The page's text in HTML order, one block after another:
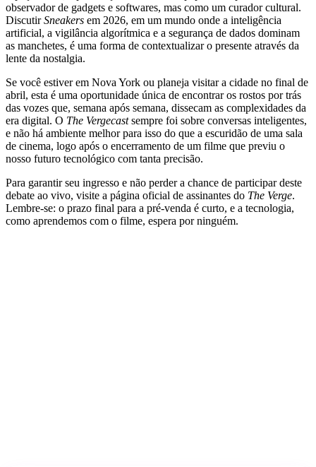
observador de gadgets e softwares, mas como um curador cultural.
DiscutirSneakers em 2026, em um mundo onde a inteligência
artificial, a vigilância algorítmica e a segurança de dados dominam
as manchetes, é uma forma de contextualizar o presente através da
lente da nostalgia.
Se você estiver em Nova York ou planeja visitar a cidade no final de
abril, esta é uma oportunidade única de encontrar os rostos por trás
das vozes que, semana após semana, dissecam as complexidades da
era digital. O The Vergecastsempre foi sobre conversas inteligentes,
e não há ambiente melhor para isso do que a escuridão de uma sala
de cinema, logo após o encerramento de um filme que previu o
nosso futuro tecnológico com tanta precisão.
Para garantir seu ingresso e não perder a chance de participar deste
debate ao vivo, visite a página oficial de assinantes do The Verge.
Lembre-se: o prazo final para a pré-venda é curto, e a tecnologia,
como aprendemos com o filme, espera por ninguém.